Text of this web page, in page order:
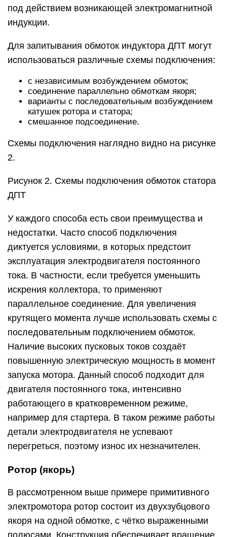
под действием возникающей электромагнитной
индукции.
Для запитывания обмоток индуктора ДПТ могут
использоваться различные схемы подключения:
с независимым возбуждением обмоток;
соединение параллельно обмоткам якоря;
варианты с последовательным возбуждением
катушек ротора и статора;
смешанное подсоединение.
Схемы подключения наглядно видно на рисунке
2.
Рисунок 2. Схемы подключения обмоток статора
ДПТ
У каждого способа есть свои преимущества и
недостатки. Часто способ подключения
диктуется условиями, в которых предстоит
эксплуатация электродвигателя постоянного
тока. В частности, если требуется уменьшить
искрения коллектора, то применяют
параллельное соединение. Для увеличения
крутящего момента лучше использовать схемы с
последовательным подключением обмоток.
Наличие высоких пусковых токов создаёт
повышенную электрическую мощность в момент
запуска мотора. Данный способ подходит для
двигателя постоянного тока, интенсивно
работающего в кратковременном режиме,
например для стартера. В таком режиме работы
детали электродвигателя не успевают
перегреться, поэтому износ их незначителен.
Ротор (якорь)
В рассмотренном выше примере примитивного
электромотора ротор состоит из двухзубцового
якоря на одной обмотке, с чётко выраженными